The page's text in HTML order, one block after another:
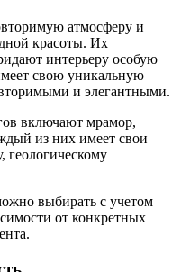
атмосферу и
красоты. Их
интерьеру особую
свою уникальную
и элегантными.
включают мрамор,
из них имеет свои
геологическому
выбирать с учетом
от конкретных